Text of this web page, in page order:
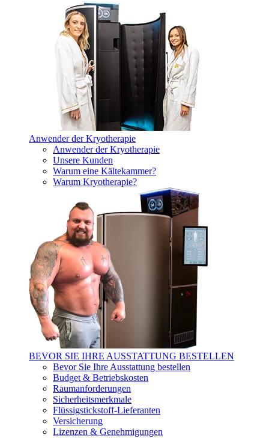
Anwender der Kryotherapie
Anwender der Kryotherapie
Unsere Kunden
Warum eine Kältekammer?
Warum Kryotherapie?
BEVOR SIE IHRE AUSSTATTUNG BESTELLEN
Bevor Sie Ihre Ausstattung bestellen
Budget & Betriebskosten
Raumanforderungen
Sicherheitsmerkmale
Flüssigstickstoff-Lieferanten
Versicherung
Lizenzen & Genehmigungen